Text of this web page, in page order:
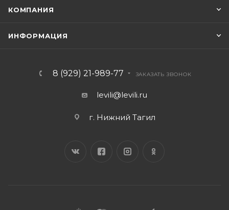
КОМПАНИЯ
ИНФОРМАЦИЯ
8 (929) 21-989-77 ЗАКАЗАТЬ ЗВОНОК
levili@levili.ru
г. Нижний Тагил